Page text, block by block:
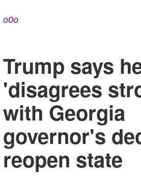
o0o
Trump says
'disagrees
with Georgia
governor's
reopen state